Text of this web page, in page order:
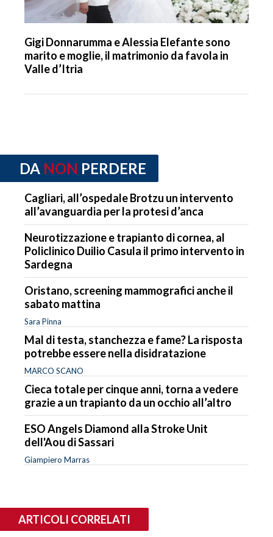
Gigi Donnarumma e Alessia Elefante sono
marito e moglie, il matrimonio da favola in
Valle d’Itria
DA NON PERDERE
Cagliari, all’ospedale Brotzu un intervento
all’avanguardia per la protesi d’anca
Neurotizzazione e trapianto di cornea, al
Policlinico Duilio Casula il primo intervento in
Sardegna
Oristano, screening mammografici anche il
sabato mattina
Sara Pinna
Mal di testa, stanchezza e fame? La risposta
potrebbe essere nella disidratazione
MARCO SCANO
Cieca totale per cinque anni, torna a vedere
grazie a un trapianto da un occhio all’altro
ESO Angels Diamond alla Stroke Unit
dell'Aou di Sassari
Giampiero Marras
ARTICOLI CORRELATI